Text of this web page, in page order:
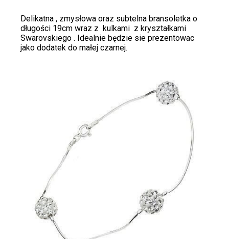
Delikatna , zmysłowa oraz subtelna bransoletka o
długości 19cm wraz z kulkami z kryształkami
Swarovskiego . Idealnie będzie sie prezentowac
jako dodatek do małej czarnej.